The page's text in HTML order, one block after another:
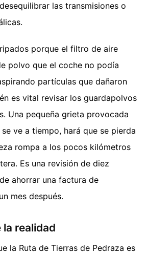
las transmisiones o
porque el filtro de aire
polvo que el coche no podía
partículas que dañaron
es vital revisar los guardapolvos
Una pequeña grieta provocada
ve a tiempo, hará que se pierda
rompa a los pocos kilómetros
Es una revisión de diez
ahorrar una factura de
mes después.
realidad
la Ruta de Tierras de Pedraza es